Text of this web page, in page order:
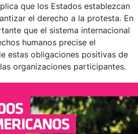
que los Estados establezcan
el derecho a la protesta. En
que el sistema internacional
humanos precise el
estas obligaciones positivas de
organizaciones participantes.